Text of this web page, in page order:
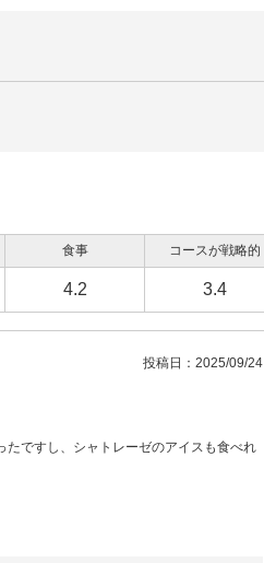
食事 コースが戦略的
4.2 3.4
投稿日：2025/09/24
ですし、シャトレーゼのアイスも食べれ